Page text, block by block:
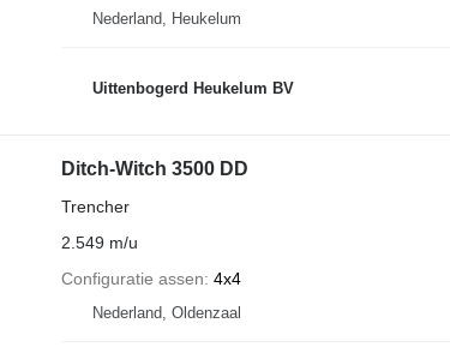
Nederland, Heukelum
Uittenbogerd Heukelum BV
Ditch-Witch 3500 DD
Trencher
2.549 m/u
Configuratie assen 4x4
Nederland, Oldenzaal